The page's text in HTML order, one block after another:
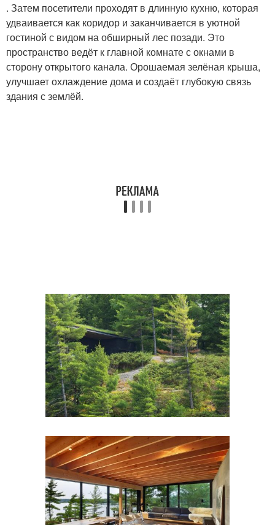
. Затем посетители проходят в длинную кухню, которая
удваивается как коридор и заканчивается в уютной
гостиной с видом на обширный лес позади. Это
пространство ведёт к главной комнате с окнами в
сторону открытого канала. Орошаемая зелёная крыша,
улучшает охлаждение дома и создаёт глубокую связь
здания с землёй.